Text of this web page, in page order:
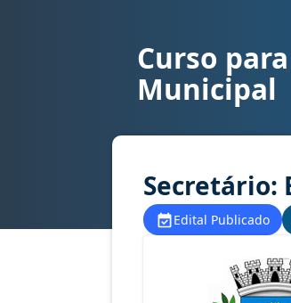
Curso para concurso
Curso
Municipal
Secretário:
Edital Publicado